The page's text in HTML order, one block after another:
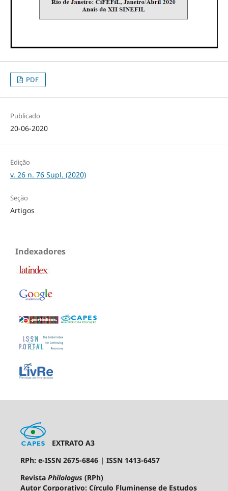
PDF
Publicado
20-06-2020
Edição
v. 26 n. 76 Supl. (2020)
Seção
Artigos
Indexadores
EXTRATO A3
RPh: e-ISSN 2675-6846 | ISSN 1413-6457
Revista Philologus (RPh)
Autor Corporativo: Círculo Fluminense de Estudos